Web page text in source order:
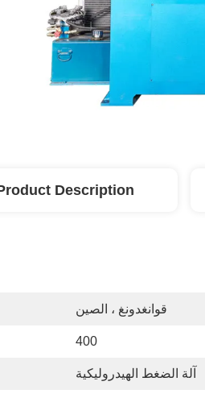
Description
قوانغدونغ ، الصين
400
آلة الضغط الهيدروليكية